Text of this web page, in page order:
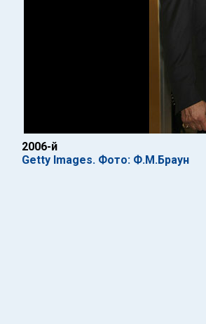
2006-й
Getty Images. Фото: Ф.М.Браун